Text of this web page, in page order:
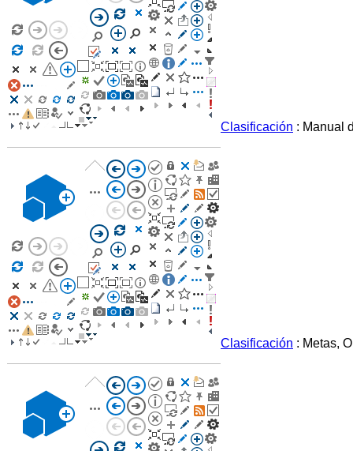
Clasificación : Manual
Clasificación : Metas,